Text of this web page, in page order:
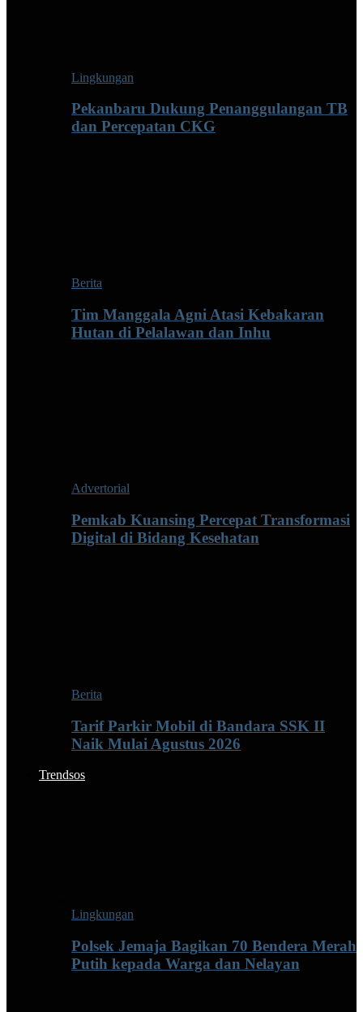
Lingkungan
Pekanbaru Dukung Penanggulangan TB
dan Percepatan CKG
Berita
Tim Manggala Agni Atasi Kebakaran
Hutan di Pelalawan dan Inhu
Advertorial
Pemkab Kuansing Percepat Transformasi
Digital di Bidang Kesehatan
Berita
Tarif Parkir Mobil di Bandara SSK II
Naik Mulai Agustus 2026
Trendsos
Lingkungan
Polsek Jemaja Bagikan 70 Bendera Merah
Putih kepada Warga dan Nelayan